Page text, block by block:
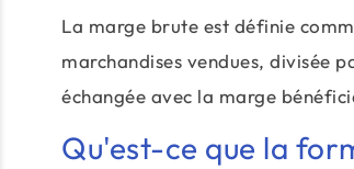
La marge brute est définie
marchandises vendues, divisée
échangée avec la marge
Qu'est-ce que la